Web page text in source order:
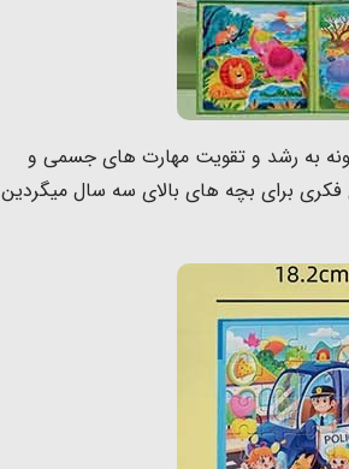
به رشد و تقویت مهارت های جسمی و
برای بچه های بالای سه سال میگردین